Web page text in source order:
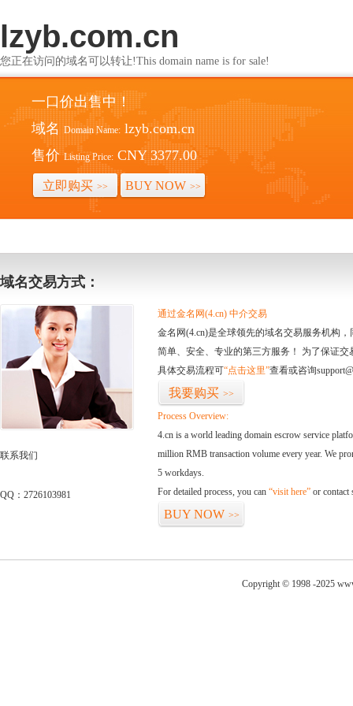
lzyb.com.cn
您正在访问的域名可以转让!This domain name is for sale!
一口价出售中！
域名 Domain Name: lzyb.com.cn
售价 Listing Price: CNY 3377.00
立即购买 >> BUY NOW >>
域名交易方式：
联系我们
QQ：2726103981
通过金名网(4.cn) 中介交易
金名网(4.cn)是全球领先的域名交易服务机构
简单、安全、专业的第三方服务！ 为了保证
具体交易流程可“点击这里”查看或咨询
我要购买 >>
Process Overview:
4.cn is a world leading domain escrow service
million RMB transaction volume every year. We
5 workdays.
For detailed process, you can “visit here” or contact
BUY NOW >>
Copyright © 1998 -2025